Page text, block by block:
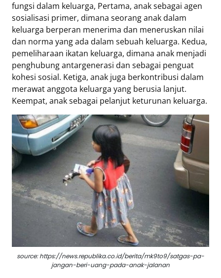
fungsi dalam keluarga, Pertama, anak sebagai agen
sosialisasi primer, dimana seorang anak dalam
keluarga berperan menerima dan meneruskan nilai
dan norma yang ada dalam sebuah keluarga. Kedua,
pemeliharaan ikatan keluarga, dimana anak menjadi
penghubung antargenerasi dan sebagai penguat
kohesi sosial. Ketiga, anak juga berkontribusi dalam
merawat anggota keluarga yang berusia lanjut.
Keempat, anak sebagai pelanjut keturunan keluarga.
source: https://news.republika.co.id/berita/mk9to9/satgas-pa-
jangan-beri-uang-pada-anak-jalanan
Network
Republika
Republika
ID
ihram.republika.co.id
rejabar.republika.co.id
repjogja.republika.co.id
Republika
IQRA
Tentang
Retizen
Dont's
Rules